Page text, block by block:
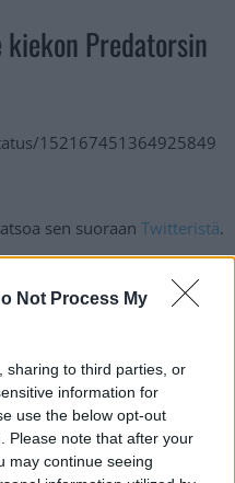
Not Process My
sharing to third parties, or
information for
use the below opt-out
Please note that after your
may continue seeing
Predatorsin
152167451364925849
sen suoraan Twitteristä.
ottelussa tehokkaina.
laidalla kolme
makuun iskemällä
debyytti pudotuspeleissä